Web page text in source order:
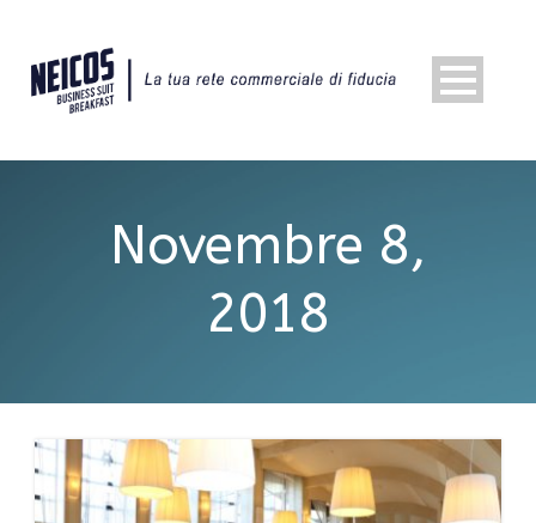
Novembre 8,
2018